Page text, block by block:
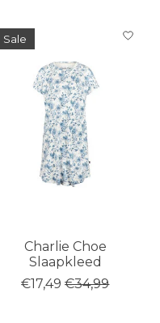
Sale
Charlie Choe
Slaapkleed
€17,49 €34,99